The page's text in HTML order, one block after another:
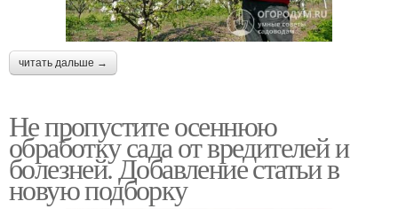
читать дальше →
Не пропустите осеннюю
обработку сада от вредителей и
болезней. Добавление статьи в
новую подборку